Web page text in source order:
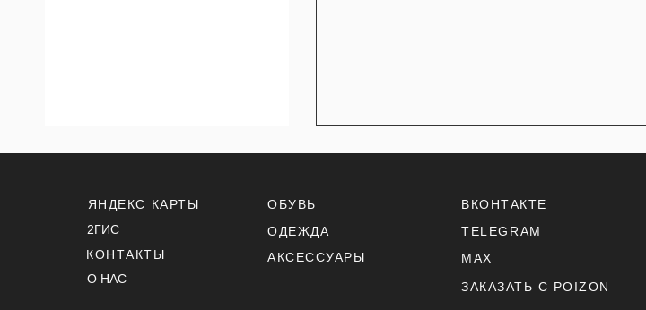
ВКОНТАКТЕ
TELEGRAM
MAX
ЯНДЕКС КАРТЫ
2ГИС
КОНТАКТЫ
ОБУВЬ
ОДЕЖДА
АКСЕССУАРЫ
ЗАКАЗАТЬ С POIZON
О НАС